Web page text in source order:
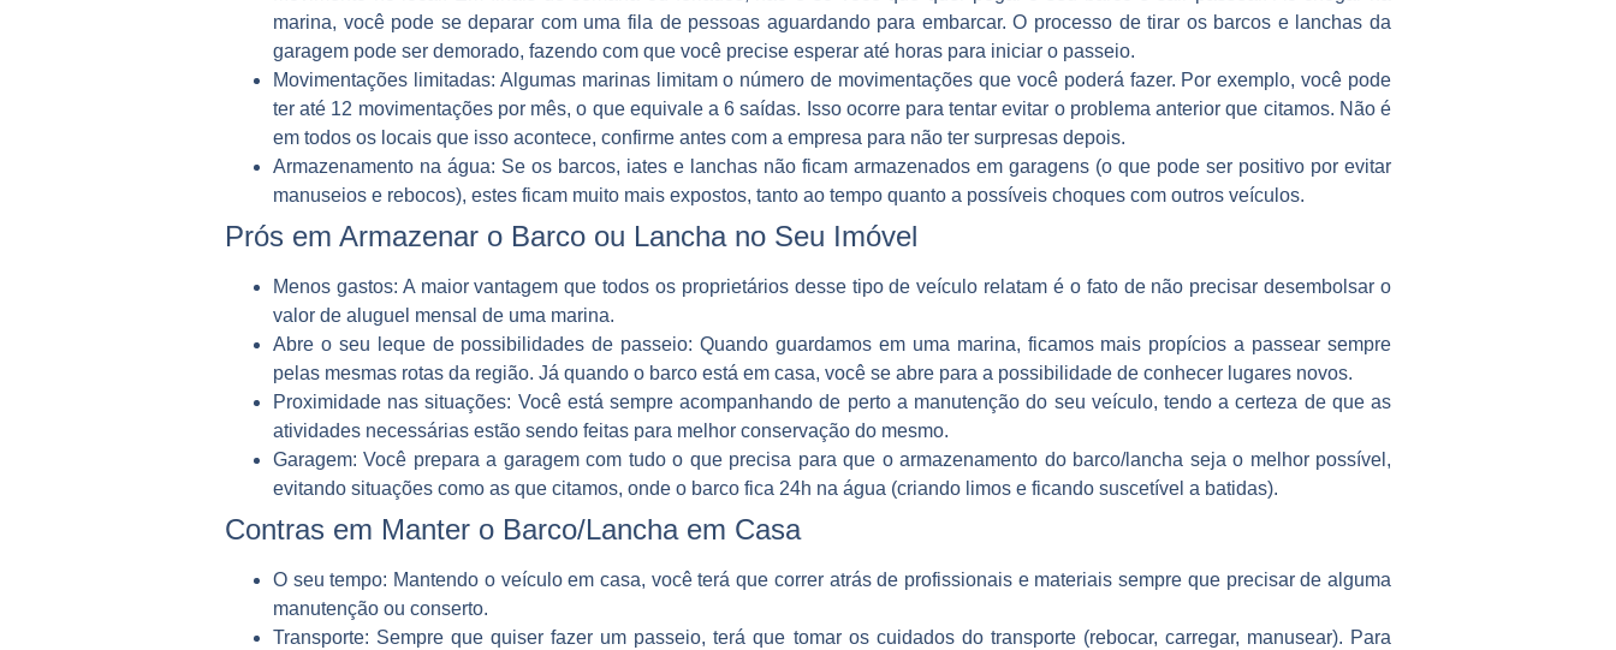
marina, você pode se deparar com uma fila de pessoas aguardando para embarcar. O processo de tirar os barcos e lanchas da
garagem pode ser demorado, fazendo com que você precise esperar até horas para iniciar o passeio.
Movimentações limitadas: Algumas marinas limitam o número de movimentações que você poderá fazer. Por exemplo, você pode
ter até 12 movimentações por mês, o que equivale a 6 saídas. Isso ocorre para tentar evitar o problema anterior que citamos. Não é
em todos os locais que isso acontece, confirme antes com a empresa para não ter surpresas depois.
Armazenamento na água: Se os barcos, iates e lanchas não ficam armazenados em garagens (o que pode ser positivo por evitar
manuseios e rebocos), estes ficam muito mais expostos, tanto ao tempo quanto a possíveis choques com outros veículos.
Prós em Armazenar o Barco ou Lancha no Seu Imóvel
Menos gastos: A maior vantagem que todos os proprietários desse tipo de veículo relatam é o fato de não precisar desembolsar o
valor de aluguel mensal de uma marina.
Abre o seu leque de possibilidades de passeio: Quando guardamos em uma marina, ficamos mais propícios a passear sempre
pelas mesmas rotas da região. Já quando o barco está em casa, você se abre para a possibilidade de conhecer lugares novos.
Proximidade nas situações: Você está sempre acompanhando de perto a manutenção do seu veículo, tendo a certeza de que as
atividades necessárias estão sendo feitas para melhor conservação do mesmo.
Garagem: Você prepara a garagem com tudo o que precisa para que o armazenamento do barco/lancha seja o melhor possível,
evitando situações como as que citamos, onde o barco fica 24h na água (criando limos e ficando suscetível a batidas).
Contras em Manter o Barco/Lancha em Casa
O seu tempo: Mantendo o veículo em casa, você terá que correr atrás de profissionais e materiais sempre que precisar de alguma
manutenção ou conserto.
Transporte: Sempre que quiser fazer um passeio, terá que tomar os cuidados do transporte (rebocar, carregar, manusear). Para